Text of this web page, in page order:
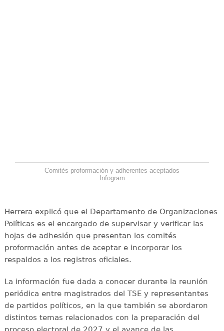
Comités proformación y adherentes aceptados
Infogram
Herrera explicó que el Departamento de Organizaciones
Políticas es el encargado de supervisar y verificar las
hojas de adhesión que presentan los comités
proformación antes de aceptar e incorporar los
respaldos a los registros oficiales.
La información fue dada a conocer durante la reunión
periódica entre magistrados del TSE y representantes
de partidos políticos, en la que también se abordaron
distintos temas relacionados con la preparación del